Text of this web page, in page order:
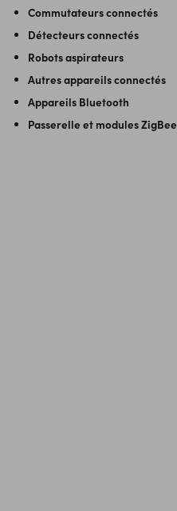
Commutateurs connectés
Détecteurs connectés
Robots aspirateurs
Autres appareils connectés
Appareils Bluetooth
Passerelle et modules ZigBee